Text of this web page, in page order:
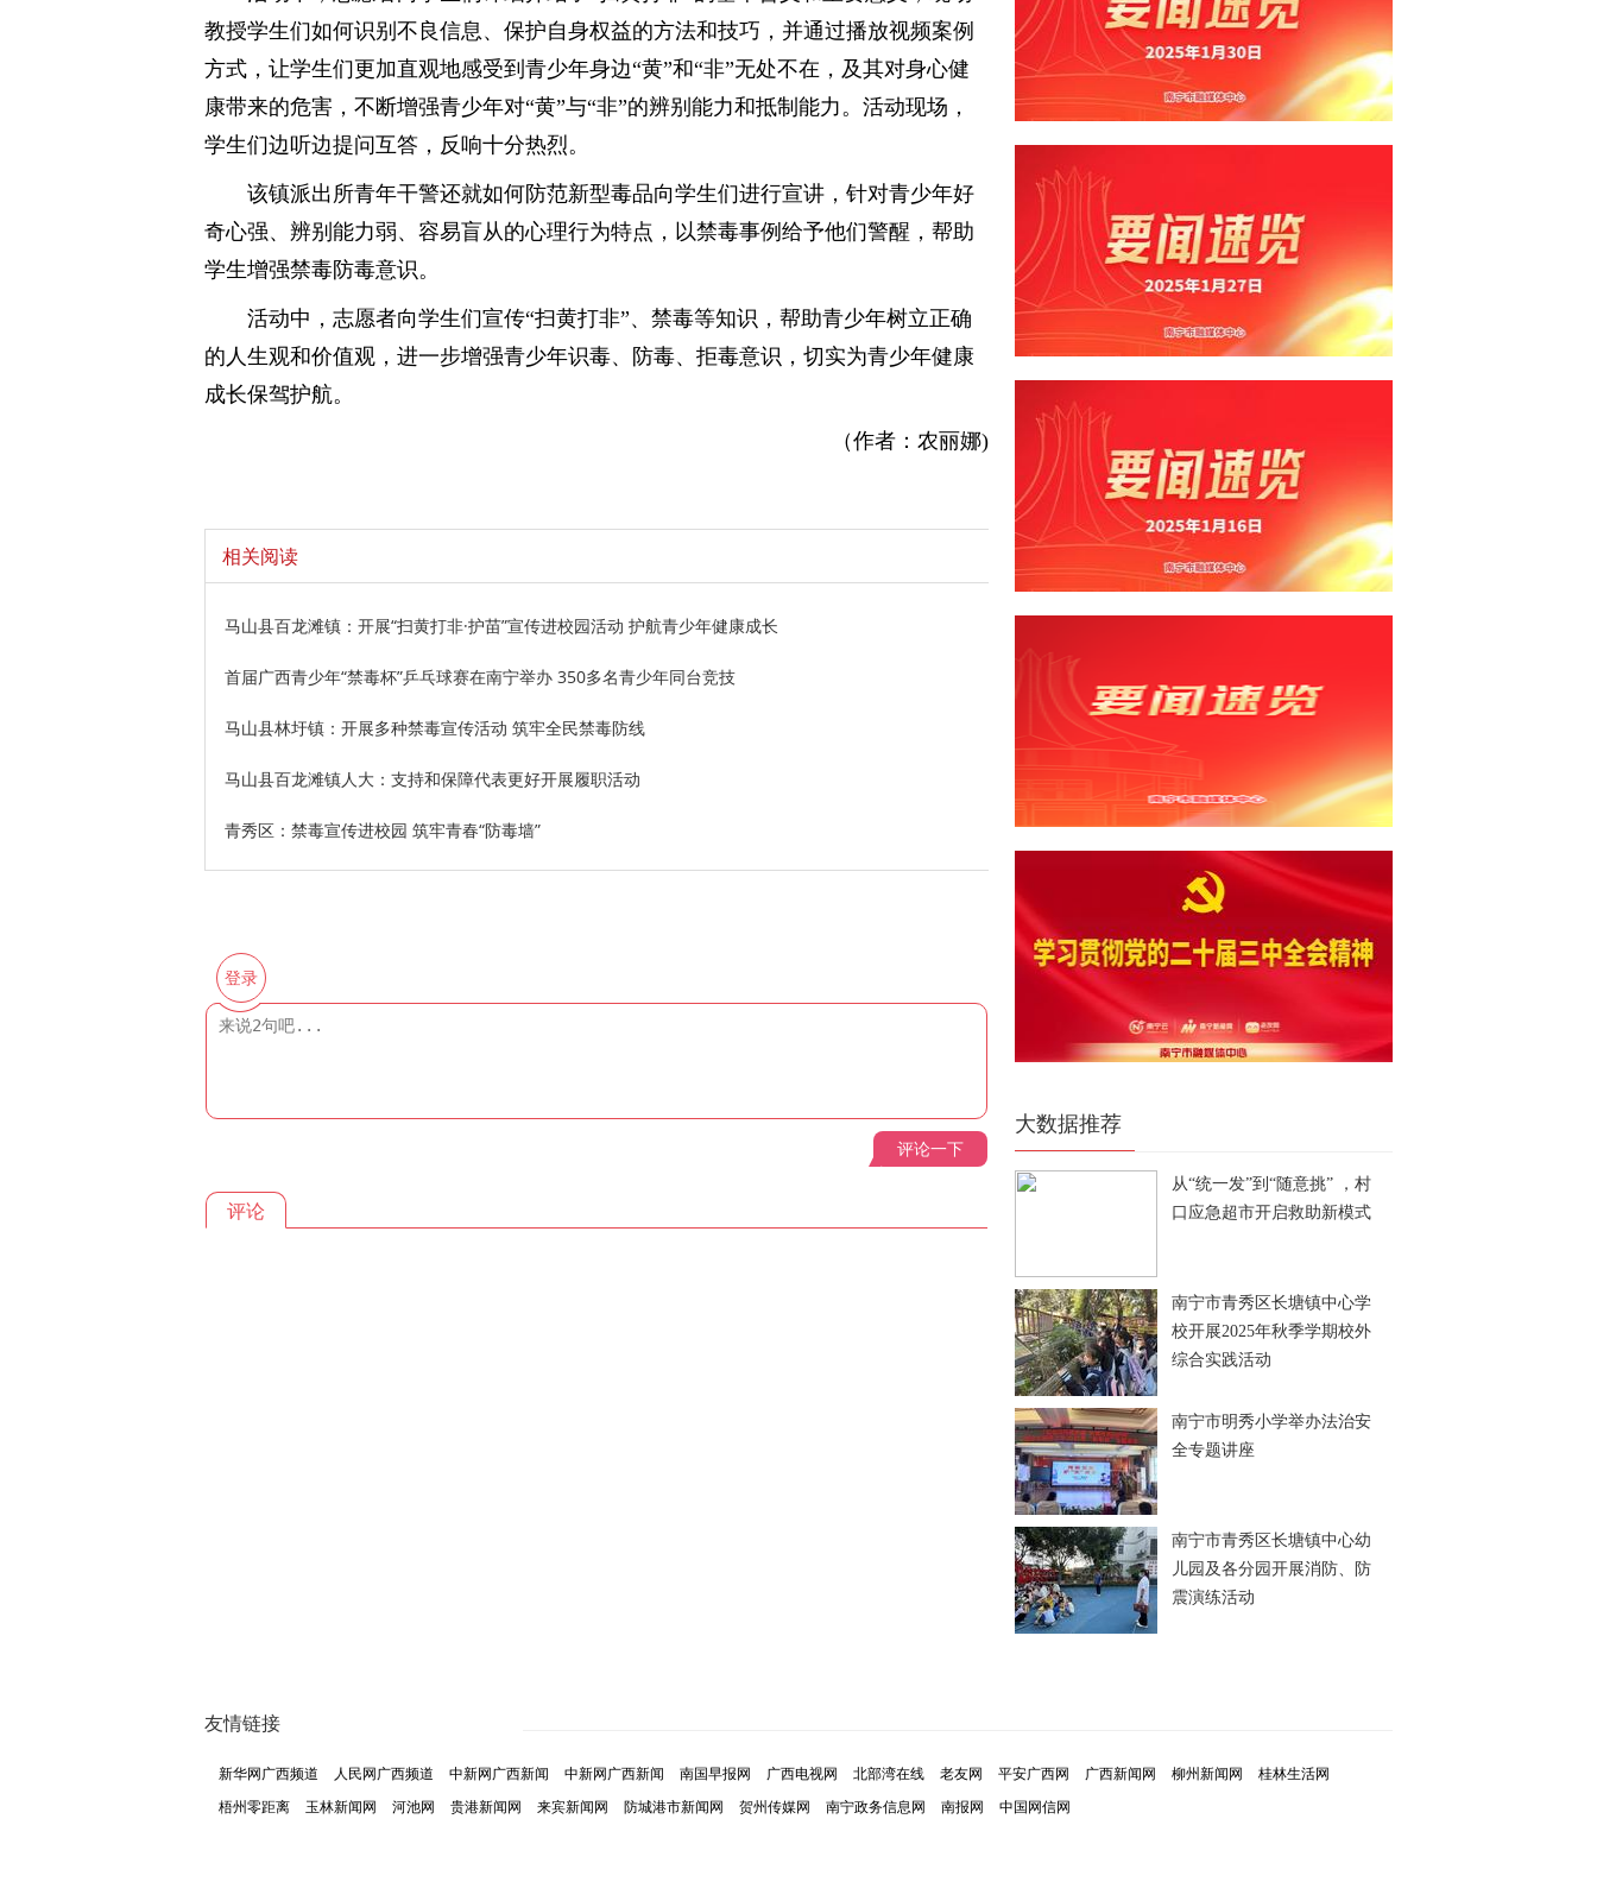
教授学生们如何识别不良信息、保护自身权益的方法和技巧，并通过播放视频案例
方式，让学生们更加直观地感受到青少年身边“黄”和“非”无处不在，及其对身心健
康带来的危害，不断增强青少年对“黄”与“非”的辨别能力和抵制能力。活动现场，
学生们边听边提问互答，反响十分热烈。
该镇派出所青年干警还就如何防范新型毒品向学生们进行宣讲，针对青少年好
奇心强、辨别能力弱、容易盲从的心理行为特点，以禁毒事例给予他们警醒，帮助
学生增强禁毒防毒意识。
活动中，志愿者向学生们宣传“扫黄打非”、禁毒等知识，帮助青少年树立正确
的人生观和价值观，进一步增强青少年识毒、防毒、拒毒意识，切实为青少年健康
成长保驾护航。
（作者：农丽娜)
相关阅读
马山县百龙滩镇：开展“扫黄打非·护苗”宣传进校园活动 护航青少年健康成长
首届广西青少年“禁毒杯”乒乓球赛在南宁举办 350多名青少年同台竞技
马山县林圩镇：开展多种禁毒宣传活动 筑牢全民禁毒防线
马山县百龙滩镇人大：支持和保障代表更好开展履职活动
青秀区：禁毒宣传进校园 筑牢青春“防毒墙”
登录
评论一下
评论
大数据推荐
从“统一发”到“随意挑” ，村
口应急超市开启救助新模式
南宁市青秀区长塘镇中心学
校开展2025年秋季学期校外
综合实践活动
南宁市明秀小学举办法治安
全专题讲座
南宁市青秀区长塘镇中心幼
儿园及各分园开展消防、防
震演练活动
友情链接
新华网广西频道 人民网广西频道 中新网广西新闻 中新网广西新闻 南国早报网 广西电视网 北部湾在线 老友网 平安广西网 广西新闻网 柳州新闻网
桂林生活网
梧州零距离
玉林新闻网 河池网 贵港新闻网 来宾新闻网 防城港市新闻网 贺州传媒网 南宁政务信息网 南报网 中国网信网